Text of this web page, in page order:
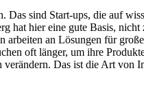
Das sind Start-ups, die auf
hat hier eine gute Basis,
an Lösungen für
oft länger, um ihre
Das ist die Art von